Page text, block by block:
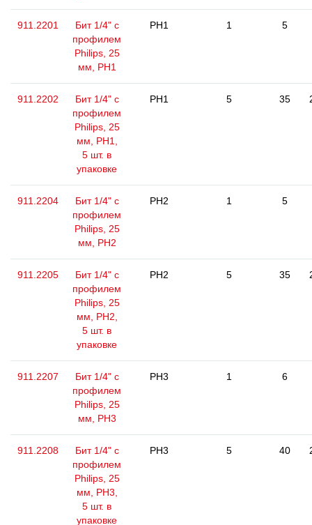
911.2201
Бит 1/4" с
профилем
Philips, 25
мм, РН1
PH1 1 5
911.2202
Бит 1/4" с
профилем
Philips, 25
мм, РН1,
5 шт. в
упаковке
PH1 5 35
911.2204
Бит 1/4" с
профилем
Philips, 25
мм, РН2
PH2 1 5
911.2205
Бит 1/4" с
профилем
Philips, 25
мм, РН2,
5 шт. в
упаковке
PH2 5 35
911.2207
Бит 1/4" с
профилем
Philips, 25
мм, РН3
PH3 1 6
911.2208
Бит 1/4" с
профилем
Philips, 25
мм, РН3,
5 шт. в
упаковке
PH3 5 40